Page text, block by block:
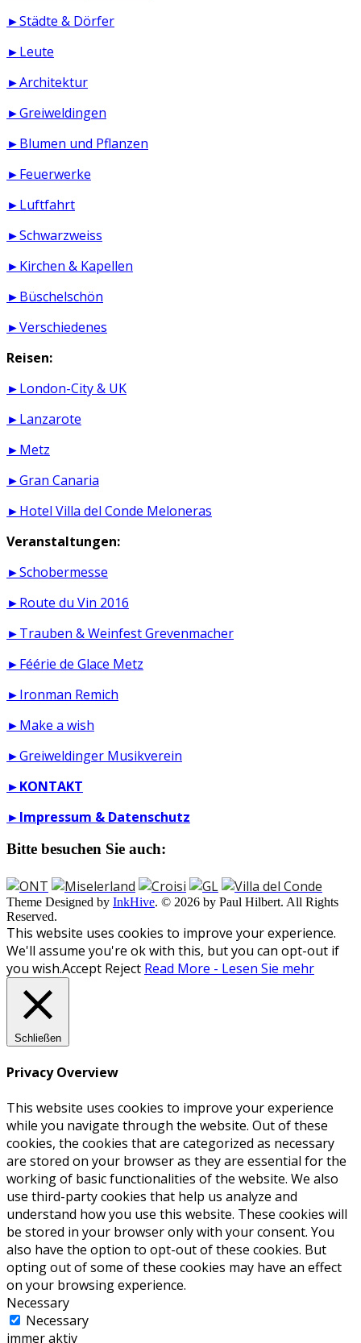
►Städte & Dörfer
►Leute
►Architektur
►Greiweldingen
►Blumen und Pflanzen
►Feuerwerke
►Luftfahrt
►Schwarzweiss
►Kirchen & Kapellen
►Büschelschön
►Verschiedenes
Reisen:
►London-City & UK
►Lanzarote
►Metz
►Gran Canaria
►Hotel Villa del Conde Meloneras
Veranstaltungen:
►Schobermesse
►Route du Vin 2016
►Trauben & Weinfest Grevenmacher
►Féérie de Glace Metz
►Ironman Remich
►Make a wish
►Greiweldinger Musikverein
►KONTAKT
►Impressum & Datenschutz
Bitte besuchen Sie auch:
Theme Designed by InkHive. © 2026 by Paul Hilbert. All Rights
Reserved.
This website uses cookies to improve your experience.
We'll assume you're ok with this, but you can opt-out if
you wish.Accept Reject Read More - Lesen Sie mehr
Schließen
Privacy Overview
This website uses cookies to improve your experience
while you navigate through the website. Out of these
cookies, the cookies that are categorized as necessary
are stored on your browser as they are essential for the
working of basic functionalities of the website. We also
use third-party cookies that help us analyze and
understand how you use this website. These cookies will
be stored in your browser only with your consent. You
also have the option to opt-out of these cookies. But
opting out of some of these cookies may have an effect
on your browsing experience.
Necessary
Necessary
immer aktiv